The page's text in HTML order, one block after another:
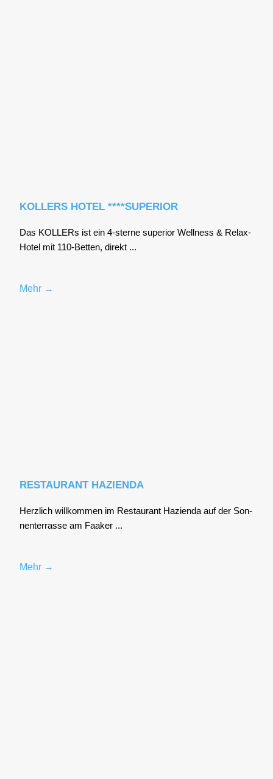
KOLLERS HOTEL ****SUPERIOR
Das KOL­LERs ist ein 4‑sterne supe­ri­or Well­ness & Relax-
Hotel mit 110-Bet­ten, direkt ...
Mehr →
RESTAURANT HAZIENDA
Herz­lich will­kom­men im Restau­rant Hazi­en­da auf der Son­
nen­ter­ras­se am Faa­ker ...
Mehr →